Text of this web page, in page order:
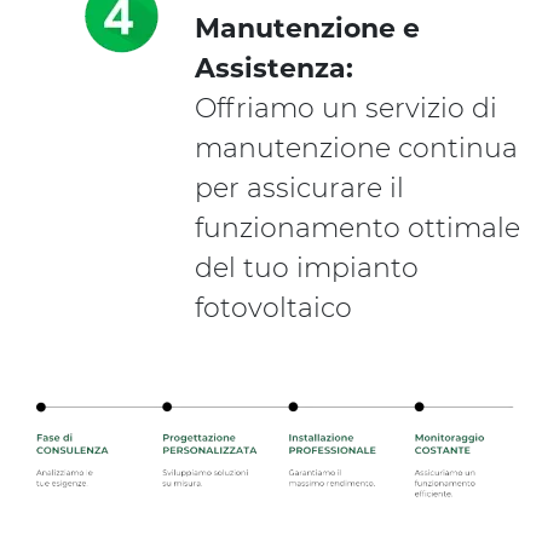
Manutenzione e
Assistenza:
Offriamo un servizio di
manutenzione continua
per assicurare il
funzionamento ottimale
del tuo impianto
fotovoltaico